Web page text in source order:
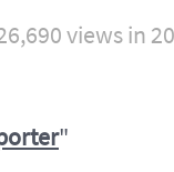
views in
"